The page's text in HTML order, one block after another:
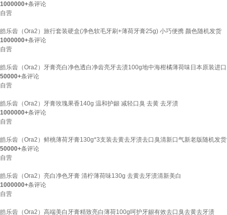
1000000+条评论
自营
皓乐齿（Ora2）旅行套装硬盒(净色软毛牙刷+薄荷牙膏25g) 小巧便携 颜色随机发货
1000000+条评论
自营
皓乐齿（Ora2）牙膏亮白净色透白净齿亮牙去渍100g地中海柑橘薄荷味日本原装进口
50000+条评论
自营
皓乐齿（Ora2）牙膏玫瑰果香140g 温和护龈 减轻口臭 去黄 去牙渍
1000000+条评论
自营
皓乐齿（Ora2）鲜桃薄荷牙膏130g*3支装去黄去牙渍去口臭清新口气新老版随机发货
50000+条评论
自营
皓乐齿（Ora2）亮白净色牙膏 清柠薄荷味130g 去黄去牙渍清新美白
1000000+条评论
自营
皓乐齿（Ora2）高端美白牙膏精致亮白薄荷100g呵护牙龈有效去口臭去黄去牙渍